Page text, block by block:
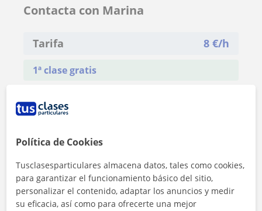
Contacta con Marina
Tarifa 8 €/h
1ª clase gratis
Política de Cookies
Tusclasesparticulares almacena datos, tales como cookies,
para garantizar el funcionamiento básico del sitio,
personalizar el contenido, adaptar los anuncios y medir
su eficacia, así como para ofrecerte una mejor